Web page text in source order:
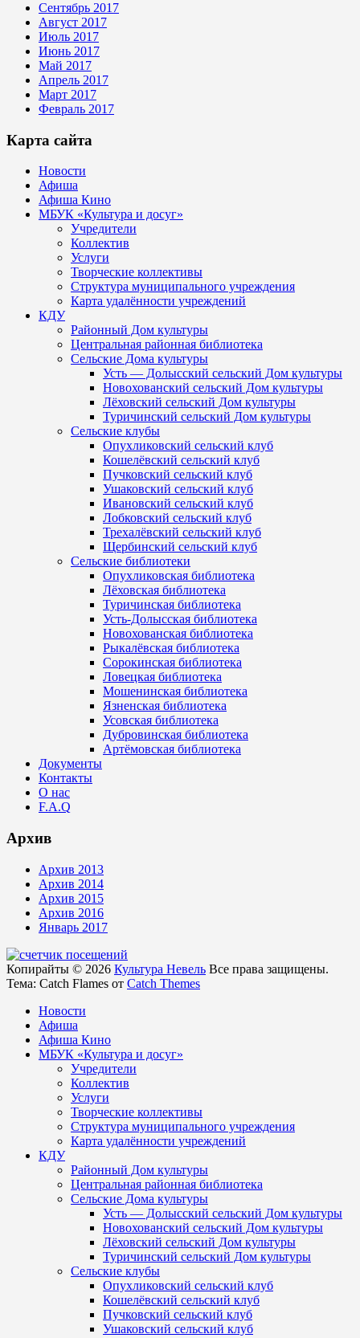
Сентябрь 2017
Август 2017
Июль 2017
Июнь 2017
Май 2017
Апрель 2017
Март 2017
Февраль 2017
Карта сайта
Новости
Афиша
Афиша Кино
МБУК «Культура и досуг»
Учредители
Коллектив
Услуги
Творческие коллективы
Структура муниципального учреждения
Карта удалённости учреждений
КДУ
Районный Дом культуры
Центральная районная библиотека
Сельские Дома культуры
Усть — Долысский сельский Дом культуры
Новохованский сельский Дом культуры
Лёховский сельский Дом культуры
Туричинский сельский Дом культуры
Сельские клубы
Опухликовский сельский клуб
Кошелёвский сельский клуб
Пучковский сельский клуб
Ушаковский сельский клуб
Ивановский сельский клуб
Лобковский сельский клуб
Трехалёвский сельский клуб
Щербинский сельский клуб
Сельские библиотеки
Опухликовская библиотека
Лёховская библиотека
Туричинская библиотека
Усть-Долысская библиотека
Новохованская библиотека
Рыкалёвская библиотека
Сорокинская библиотека
Ловецкая библиотека
Мошенинская библиотека
Язненская библиотека
Усовская библиотека
Дубровинская библиотека
Артёмовская библиотека
Документы
Контакты
О нас
F.A.Q
Архив
Архив 2013
Архив 2014
Архив 2015
Архив 2016
Январь 2017
Копирайты © 2026 Культура Невель Все права защищены.
Тема: Catch Flames от Catch Themes
Новости
Афиша
Афиша Кино
МБУК «Культура и досуг»
Учредители
Коллектив
Услуги
Творческие коллективы
Структура муниципального учреждения
Карта удалённости учреждений
КДУ
Районный Дом культуры
Центральная районная библиотека
Сельские Дома культуры
Усть — Долысский сельский Дом культуры
Новохованский сельский Дом культуры
Лёховский сельский Дом культуры
Туричинский сельский Дом культуры
Сельские клубы
Опухликовский сельский клуб
Кошелёвский сельский клуб
Пучковский сельский клуб
Ушаковский сельский клуб